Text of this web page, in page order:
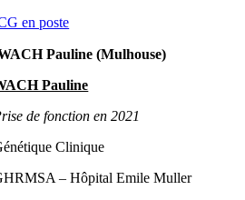
en poste
Pauline (Mulhouse)
Pauline
de fonction en 2021
Clinique
– Hôpital Emile Muller